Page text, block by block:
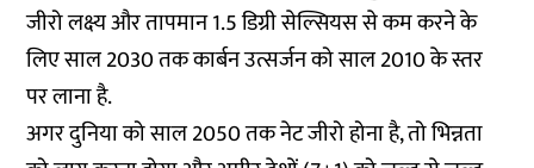
जीरो लक्ष्य और तापमान 1.5 डिग्री सेल्सियस से कम करने के
लिए साल 2030 तक कार्बन उत्सर्जन को साल 2010 के स्तर
पर लाना है.
अगर दुनिया को साल 2050 तक नेट जीरो होना है, तो भिन्नता